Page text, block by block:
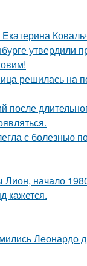
утвердили
решилась на
после
с болезнью
Лион, начало
кажется.
Леонардо